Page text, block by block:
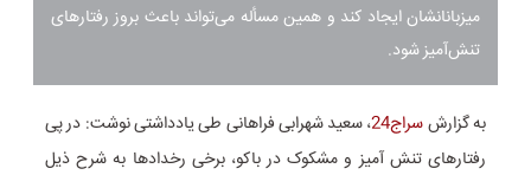
میزبانانشان ایجاد کند و همین مسأله می‌تواند باعث بروز رفتارهای
تنش‌آمیز شود.
به گزارشسراج24
، سعید شهرابی فراهانی طی یادداشتی نوشت: در پی
رفتار‌های تنش آمیز و مشکوک در باکو، برخی رخداد‌ها به شرح ذیل